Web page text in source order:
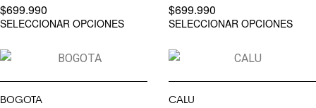
$699.990
SELECCIONAR OPCIONES
$699.990
SELECCIONAR OPCIONES
BOGOTA CALU